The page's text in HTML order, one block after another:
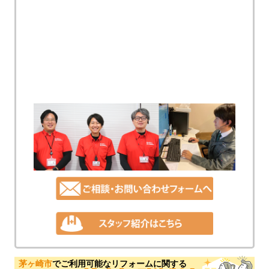
茅ヶ崎市でご利用可能なリフォームに関する